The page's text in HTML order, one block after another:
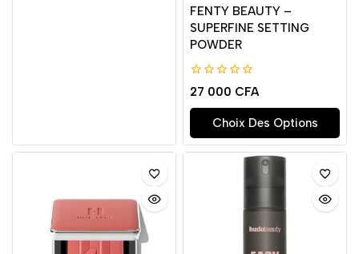
FENTY BEAUTY –
SUPERFINE SETTING
POWDER
0
de
5
27 000 CFA
Choix Des Options